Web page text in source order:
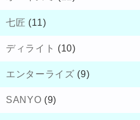
七匠 (11)
ディライト (10)
エンターライズ (9)
SANYO (9)